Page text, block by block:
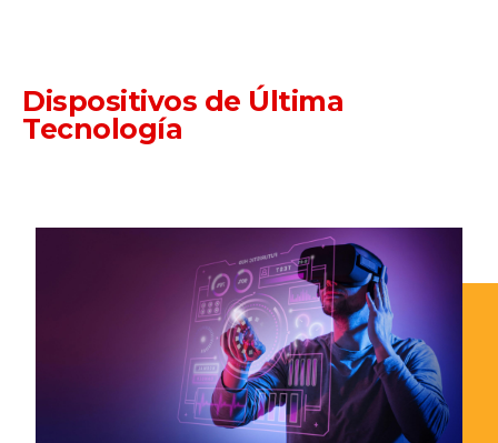
Dispositivos de Última
Tecnología